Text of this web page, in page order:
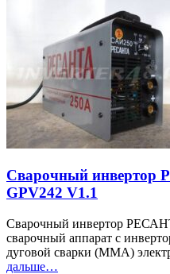
Сварочный
GPV242 V1.1
Сварочный инвертор
сварочный аппарат с
дуговой сварки (ММА)
дальше…